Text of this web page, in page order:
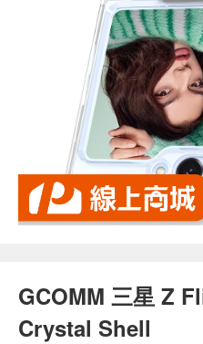
GCOMM 三星 Z
Crystal Shell